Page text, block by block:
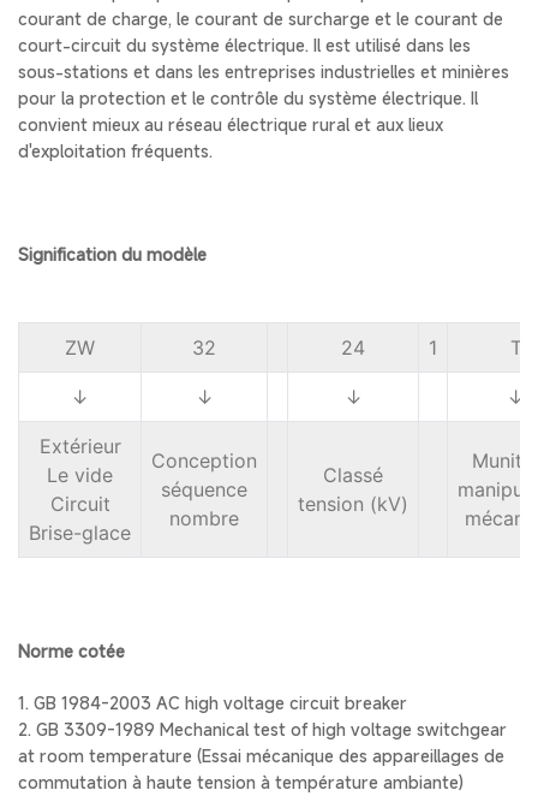
courant de charge, le courant de surcharge et le courant de
court-circuit du système électrique. Il est utilisé dans les
sous-stations et dans les entreprises industrielles et minières
pour la protection et le contrôle du système électrique. Il
convient mieux au réseau électrique rural et aux lieux
d'exploitation fréquents.
Signification du modèle
ZW 32 24 1 T
↓ ↓ ↓ ↓
Extérieur
Le vide
Circuit
Brise-glace
Conception
séquence
nombre
Classé
tension (kV)
Norme cotée
1. GB 1984-2003 AC high voltage circuit breaker
2. GB 3309-1989 Mechanical test of high voltage switchgear
at room temperature (Essai mécanique des appareillages de
commutation à haute tension à température ambiante)